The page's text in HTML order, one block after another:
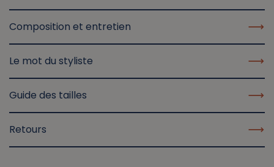
Composition et entretien
Le mot du styliste
Guide des tailles
Retours